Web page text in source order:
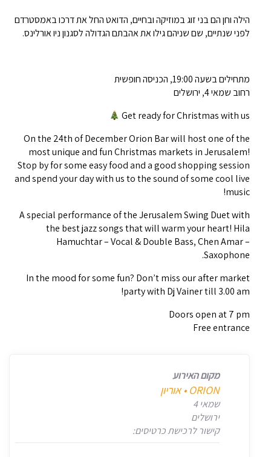
הילה וחן הם בני זוג במוזיקה ובחיים, הדואט החל את דרכו באמסטרדם
לפני שנתיים, שם שניהם גילו את אהבתם הגדולה לסגנון ניו אורלינס.
מתחילים בשעה 19:00, הכניסה חופשית
רחוב שמאי 4, ירושלים
Get ready for Christmas with us
On the 24th of December Orion Bar will host one of the
most unique and fun Christmas markets in Jerusalem!
Stop by for some easy food and a good shopping session
and spend your day with us to the sound of some cool live
music!
A special performance of the Jerusalem Swing Duet with
the best jazz songs that will warm your heart! Hila
Hamuchtar – Vocal & Double Bass, Chen Amar –
Saxophone.
In the mood for some fun? Don’t miss our after market
party with Dj Vainer till 3.00 am!
Doors open at 7 pm
Free entrance
מקום האירוע
‎ORION • אוריון
שמאי 4
ירושלים
קישור לרכישת כרטיסים: